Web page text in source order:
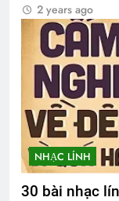
2 years ago
NHẠC LÍNH
30 bài nhạc